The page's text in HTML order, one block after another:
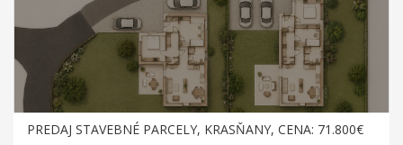
PREDAJ STAVEBNÉ PARCELY, KRASŇANY, CENA: 71.800€